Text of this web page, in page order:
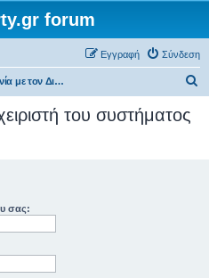
forum
Σύνδεση
Εγγραφή
Επικοινωνία με τον Διαχειριστή του συστήματος συζητήσεων
του συστήματος
σας: